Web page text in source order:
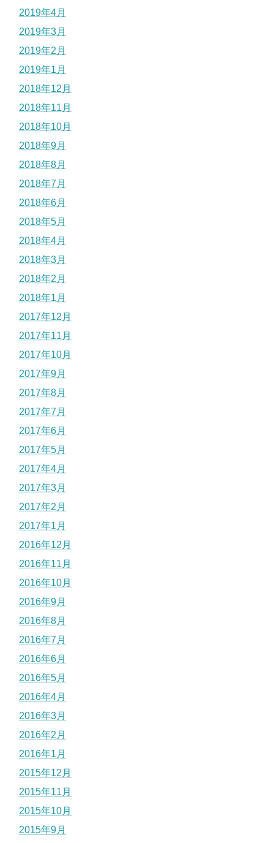
2019年4月
2019年3月
2019年2月
2019年1月
2018年12月
2018年11月
2018年10月
2018年9月
2018年8月
2018年7月
2018年6月
2018年5月
2018年4月
2018年3月
2018年2月
2018年1月
2017年12月
2017年11月
2017年10月
2017年9月
2017年8月
2017年7月
2017年6月
2017年5月
2017年4月
2017年3月
2017年2月
2017年1月
2016年12月
2016年11月
2016年10月
2016年9月
2016年8月
2016年7月
2016年6月
2016年5月
2016年4月
2016年3月
2016年2月
2016年1月
2015年12月
2015年11月
2015年10月
2015年9月